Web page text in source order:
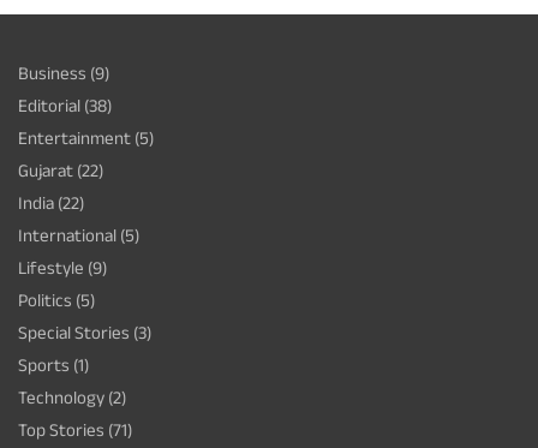
Business (9)
Editorial(38)
Entertainment(5)
Gujarat(22)
India(22)
International(5)
Lifestyle (9)
Politics (5)
Special Stories (3)
Sports (1)
Technology(2)
Top Stories (71)